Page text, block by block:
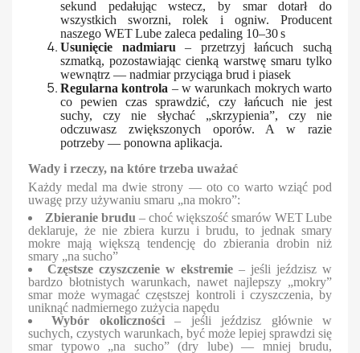
sekund pedałując wstecz, by smar dotarł do
wszystkich sworzni, rolek i ogniw. Producent
naszego WET Lube zaleca pedaling 10–30 s
Usunięcie nadmiaru – przetrzyj łańcuch suchą
szmatką, pozostawiając cienką warstwę smaru tylko
wewnątrz — nadmiar przyciąga brud i piasek
Regularna kontrola – w warunkach mokrych warto
co pewien czas sprawdzić, czy łańcuch nie jest
suchy, czy nie słychać „skrzypienia”, czy nie
odczuwasz zwiększonych oporów. A w razie
potrzeby — ponowna aplikacja.
Wady i rzeczy, na które trzeba uważać
Każdy medal ma dwie strony — oto co warto wziąć pod
uwagę przy używaniu smaru „na mokro”:
Zbieranie brudu – choć większość smarów WET Lube
deklaruje, że nie zbiera kurzu i brudu, to jednak smary
mokre mają większą tendencję do zbierania drobin niż
smary „na sucho”
Częstsze czyszczenie w ekstremie – jeśli jeździsz w
bardzo błotnistych warunkach, nawet najlepszy „mokry”
smar może wymagać częstszej kontroli i czyszczenia, by
uniknąć nadmiernego zużycia napędu
Wybór okoliczności– jeśli jeździsz głównie w
suchych, czystych warunkach, być może lepiej sprawdzi się
smar typowo „na sucho” (dry lube) — mniej brudu,